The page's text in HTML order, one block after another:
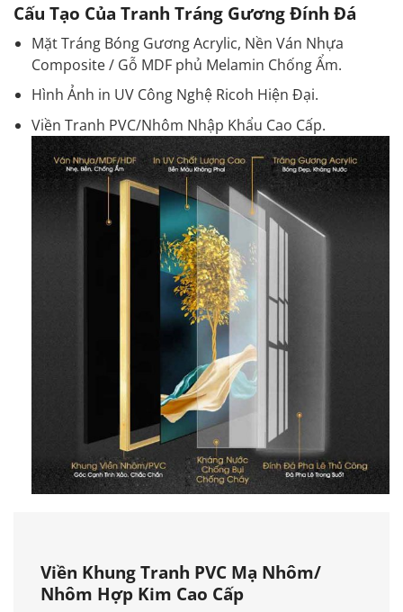
Cấu Tạo Của Tranh Tráng Gương Đính Đá
Mặt Tráng Bóng Gương Acrylic, Nền Ván Nhựa
Composite / Gỗ MDF phủ Melamin Chống Ẩm.
Hình Ảnh in UV Công Nghệ Ricoh Hiện Đại.
Viền Tranh PVC/Nhôm Nhập Khẩu Cao Cấp.
Viền Khung Tranh PVC Mạ Nhôm/
Nhôm Hợp Kim Cao Cấp